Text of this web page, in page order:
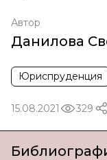
Автор
Данилова
Юриспруденция
15.08.2021 329